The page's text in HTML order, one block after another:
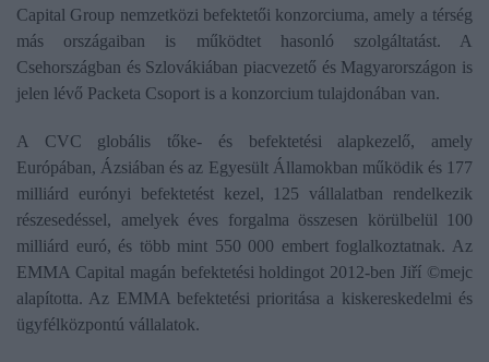
Capital Group nemzetközi befektetői konzorciuma, amely a térség
más országaiban is működtet hasonló szolgáltatást. A
Csehországban és Szlovákiában piacvezető és Magyarországon is
jelen lévő Packeta Csoport is a konzorcium tulajdonában van.
A CVC globális tőke- és befektetési alapkezelő, amely
Európában, Ázsiában és az Egyesült Államokban működik és 177
milliárd eurónyi befektetést kezel, 125 vállalatban rendelkezik
részesedéssel, amelyek éves forgalma összesen körülbelül 100
milliárd euró, és több mint 550 000 embert foglalkoztatnak. Az
EMMA Capital magán befektetési holdingot 2012-ben Jiří ©mejc
alapította. Az EMMA befektetési prioritása a kiskereskedelmi és
ügyfélközpontú vállalatok.